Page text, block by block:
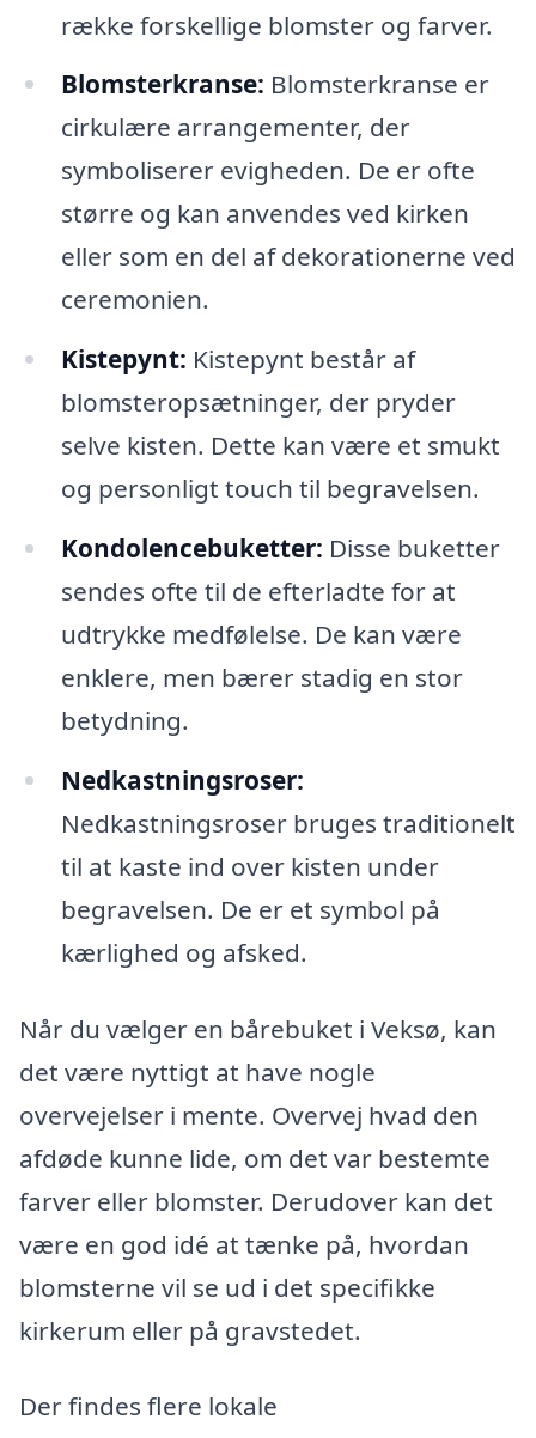
række forskellige blomster og farver.
Blomsterkranse: Blomsterkranse er
cirkulære arrangementer, der
symboliserer evigheden. De er ofte
større og kan anvendes ved kirken
eller som en del af dekorationerne ved
ceremonien.
Kistepynt: Kistepynt består af
blomsteropsætninger, der pryder
selve kisten. Dette kan være et smukt
og personligt touch til begravelsen.
Kondolencebuketter: Disse buketter
sendes ofte til de efterladte for at
udtrykke medfølelse. De kan være
enklere, men bærer stadig en stor
betydning.
Nedkastningsroser:
Nedkastningsroser bruges traditionelt
til at kaste ind over kisten under
begravelsen. De er et symbol på
kærlighed og afsked.
Når du vælger en bårebuket i Veksø, kan
det være nyttigt at have nogle
overvejelser i mente. Overvej hvad den
afdøde kunne lide, om det var bestemte
farver eller blomster. Derudover kan det
være en god idé at tænke på, hvordan
blomsterne vil se ud i det specifikke
kirkerum eller på gravstedet.
Der findes flere lokale